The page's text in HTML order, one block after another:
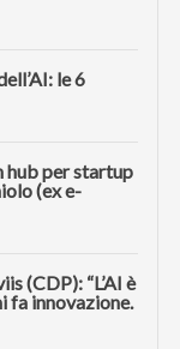
le 6
hub per startup
(ex e-
(CDP): “L’AI è
fa innovazione.